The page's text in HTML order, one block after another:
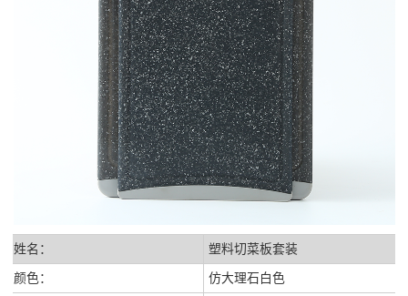
姓名：
塑料切菜板套装
颜色：
仿大理石白色